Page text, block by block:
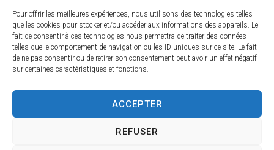
Pour offrir les meilleures expériences, nous utilisons des technologies telles
que les cookies pour stocker et/ou accéder aux informations des appareils. Le
fait de consentir à ces technologies nous permettra de traiter des données
telles que le comportement de navigation ou les ID uniques sur ce site. Le fait
de ne pas consentir ou de retirer son consentement peut avoir un effet négatif
sur certaines caractéristiques et fonctions.
ACCEPTER
REFUSER
05 63 42 85 50
mairie@mairie-graulhet.fr
Horaires d'ouverture
Du lundi au vendredi :